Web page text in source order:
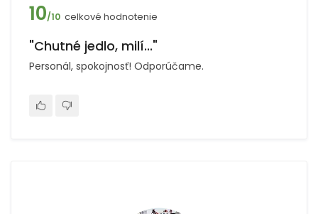
10/10 celkové hodnotenie
"Chutné jedlo, milí..."
Personál, spokojnosť! Odporúčame.